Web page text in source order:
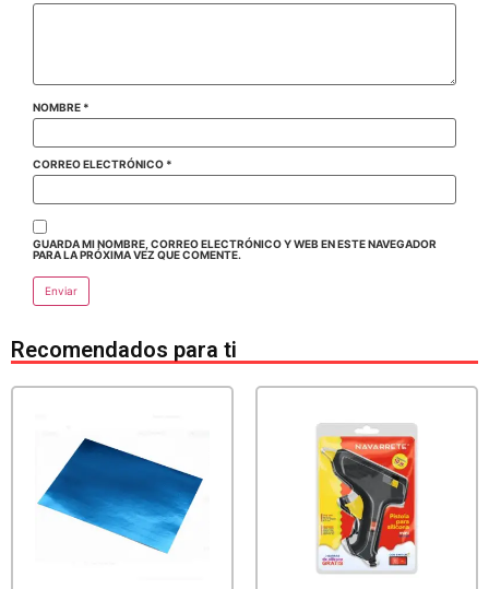
NOMBRE *
CORREO ELECTRÓNICO *
GUARDA MI NOMBRE, CORREO ELECTRÓNICO Y WEB EN ESTE NAVEGADOR
PARA LA PRÓXIMA VEZ QUE COMENTE.
Recomendados para ti